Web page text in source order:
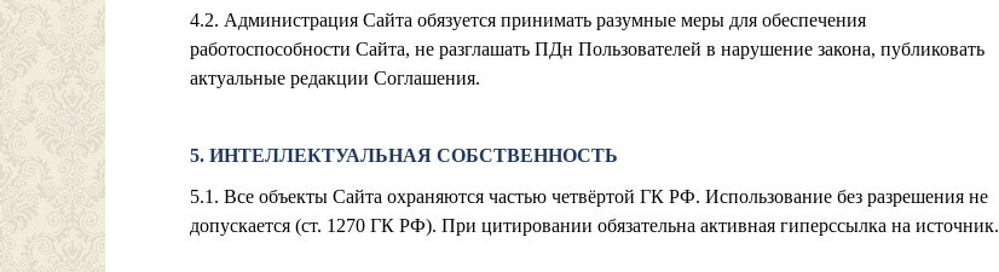
4.2. Администрация Сайта обязуется принимать разумные меры для обеспечения
работоспособности Сайта, не разглашать ПДн Пользователей в нарушение закона, публиковать
актуальные редакции Соглашения.
5. ИНТЕЛЛЕКТУАЛЬНАЯ СОБСТВЕННОСТЬ
5.1. Все объекты Сайта охраняются частью четвёртой ГК РФ. Использование без разрешения не
допускается (ст. 1270 ГК РФ). При цитировании обязательна активная гиперссылка на источник.